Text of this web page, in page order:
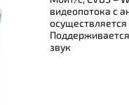
видеопотока с
звук